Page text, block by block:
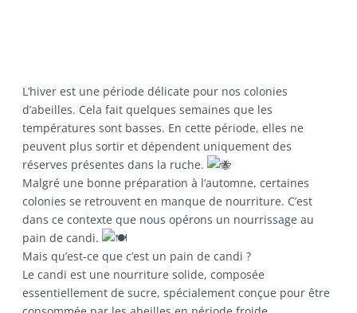
L’hiver est une période délicate pour nos colonies
d’abeilles. Cela fait quelques semaines que les
températures sont basses. En cette période, elles ne
peuvent plus sortir et dépendent uniquement des
réserves présentes dans la ruche.
Malgré une bonne préparation à l’automne, certaines
colonies se retrouvent en manque de nourriture. C’est
dans ce contexte que nous opérons un nourrissage au
pain de candi.
Mais qu’est-ce que c’est un pain de candi ?
Le candi est une nourriture solide, composée
essentiellement de sucre, spécialement conçue pour être